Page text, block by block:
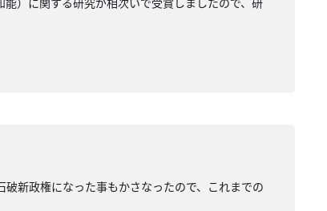
新政権になった事もかさなったので、これまでの